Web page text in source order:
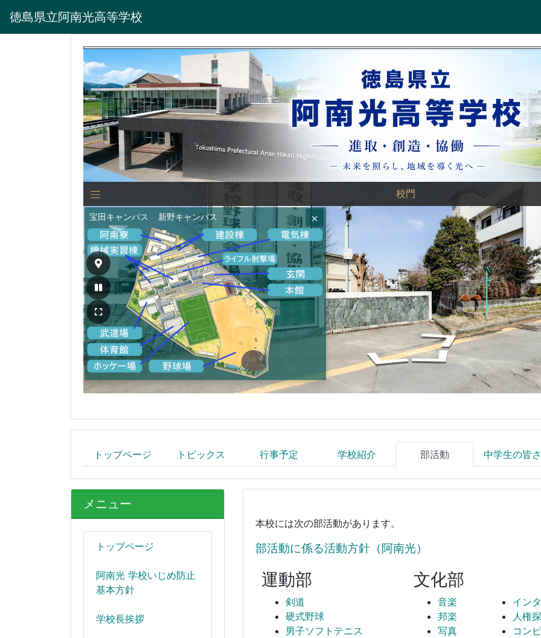
徳島県立阿南光高等学校
トップページ トピックス 行事予定 学校紹介 部活動 中学生の皆
メニュー
トップページ
阿南光 学校いじめ防止
基本方針
学校長挨拶
本校には次の部活動があります。
部活動に係る活動方針（阿南光）
運動部
剣道
硬式野球
男子ソフトテニス
文化部
音楽
邦楽
写真
イン
人権
コン